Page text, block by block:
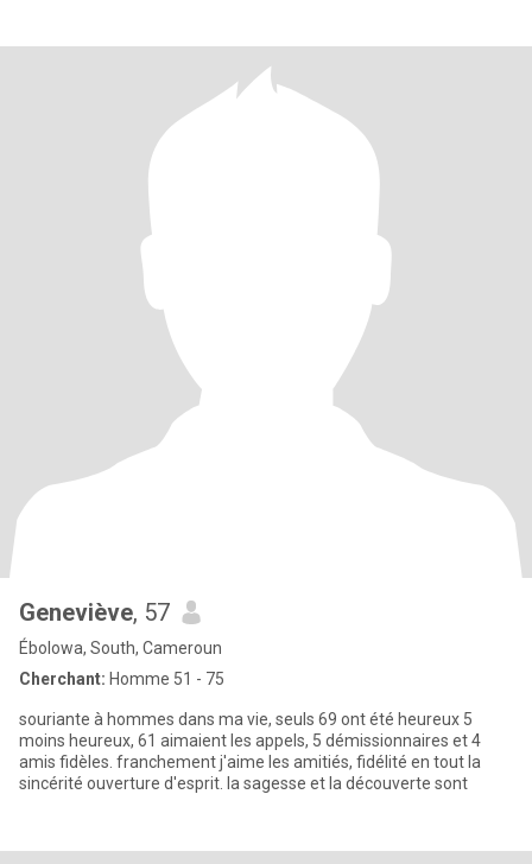
Geneviève, 57
Ébolowa, South, Cameroun
Cherchant: Homme 51 - 75
souriante à hommes dans ma vie, seuls 69 ont été heureux 5
moins heureux, 61 aimaient les appels, 5 démissionnaires et 4
amis fidèles. franchement j'aime les amitiés, fidélité en tout la
sincérité ouverture d'esprit. la sagesse et la découverte sont